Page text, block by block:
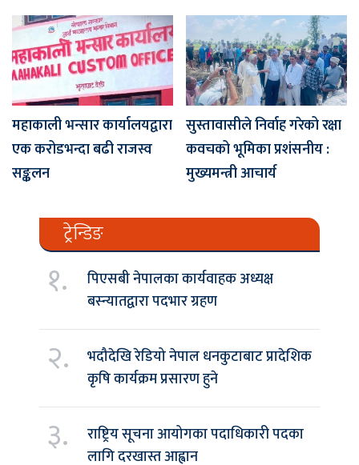
महाकाली भन्सार कार्यालयद्वारा
एक करोडभन्दा बढी राजस्व
सङ्कलन
सुस्तावासीले निर्वाह गरेको रक्षा
कवचको भूमिका प्रशंसनीय :
मुख्यमन्त्री आचार्य
ट्रेन्डिङ
१.
पिएसबी नेपालका कार्यवाहक अध्यक्ष
बस्न्यातद्वारा पदभार ग्रहण
२.
भदौदेखि रेडियो नेपाल धनकुटाबाट प्रादेशिक
कृषि कार्यक्रम प्रसारण हुने
३.
राष्ट्रिय सूचना आयोगका पदाधिकारी पदका
लागि दरखास्त आह्वान